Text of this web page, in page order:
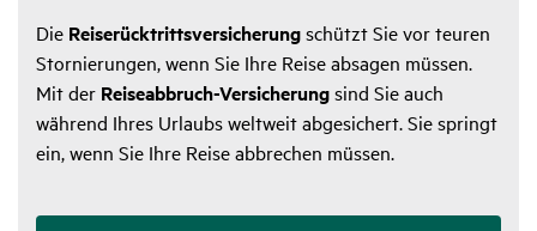
Die Reiserücktrittsversicherungschützt Sie vor teuren
Stornierungen, wenn Sie Ihre Reise absagen müssen.
Mit der Reiseabbruch-Versicherungsind Sie auch
während Ihres Urlaubs weltweit abgesichert. Sie springt
ein, wenn Sie Ihre Reise abbrechen müssen.